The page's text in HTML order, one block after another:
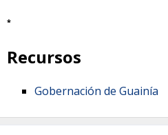
*
Recursos
Gobernación de Guainía